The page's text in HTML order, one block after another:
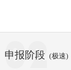
申报阶段 (极速)